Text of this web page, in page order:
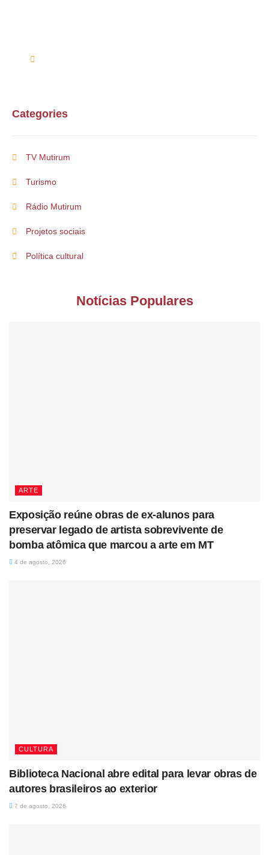
Categories
TV Mutirum
Turismo
Rádio Mutirum
Projetos sociais
Política cultural
Notícias Populares
ARTE
Exposição reúne obras de ex-alunos para
preservar legado de artista sobrevivente de
bomba atômica que marcou a arte em MT
4 de agosto, 2026
CULTURA
Biblioteca Nacional abre edital para levar obras de
autores brasileiros ao exterior
7 de agosto, 2026